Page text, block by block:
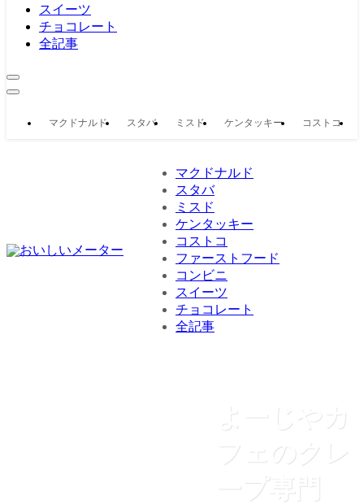
スイーツ
チョコレート
全記事
マクドナルド スタバ ミスド ケンタッキー コストコ
マクドナルド
スタバ
ミスド
ケンタッキー
コストコ
ファーストフード
コンビニ
スイーツ
チョコレート
全記事
よーじやカ
フェのクレ
ープ専門